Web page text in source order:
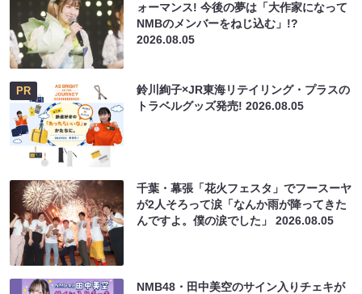
ォーマンス! 今後の夢は「大作家になって
NMBのメンバーをねじ込む」!?
2026.08.05
PR
鈴川絢子×JR東海リテイリング・プラスの
トラベルグッズ発売!2026.08.05
千葉・幕張「花火フェスタ」でフースーヤ
が2人そろって涙「なんか雨が降ってきた
んですよ。僕の涙でした」2026.08.05
NMB48・田中美空のサイン入りチェキが